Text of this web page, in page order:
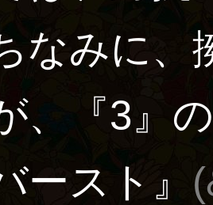
なみに、
、『3』
ースト』